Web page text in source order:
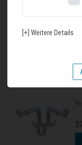
*
[+] Weitere Details